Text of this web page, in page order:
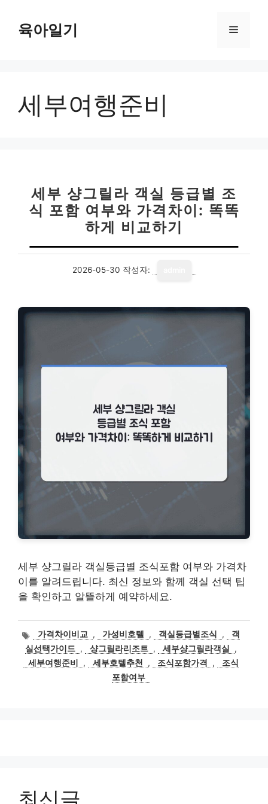
육아일기 메
세부여행준비
세부 샹그릴라 객실 등급별 조
식 포함 여부와 가격차이: 똑똑
하게 비교하기
2026-05-30 작성자:
세부 샹그릴라 객실등급별 조식포함 여부와 가격차
이를 알려드립니다. 최신 정보와 함께 객실 선택 팁
을 확인하고 알뜰하게 예약하세요.
태
그
가격차이비교 , 가성비호텔 , 객실등급별조식 ,
객
실선택가이드 , 샹그릴라리조트 , 세부샹그릴라객실
,
세부여행준비
, 세부호텔추천 , 조식포함가격 ,
조식
포함여부
최신글